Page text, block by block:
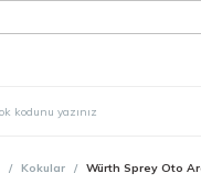
Kokular Würth Sprey Oto